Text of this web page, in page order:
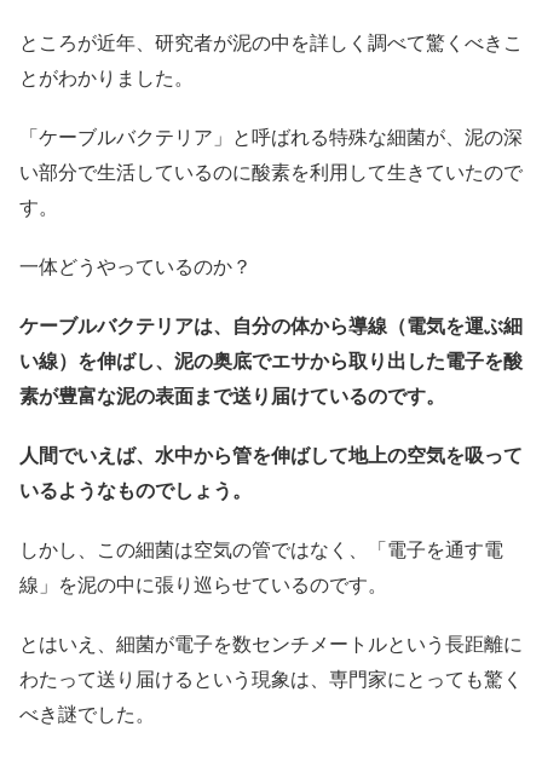
ところが近年、研究者が泥の中を詳しく調べて驚くべきこ
とがわかりました。
「ケーブルバクテリア」と呼ばれる特殊な細菌が、泥の深
い部分で生活しているのに酸素を利用して生きていたので
す。
一体どうやっているのか？
ケーブルバクテリアは、自分の体から導線（電気を運ぶ細
い線）を伸ばし、泥の奥底でエサから取り出した電子を酸
素が豊富な泥の表面まで送り届けているのです。
人間でいえば、水中から管を伸ばして地上の空気を吸って
いるようなものでしょう。
しかし、この細菌は空気の管ではなく、「電子を通す電
線」を泥の中に張り巡らせているのです。
とはいえ、細菌が電子を数センチメートルという長距離に
わたって送り届けるという現象は、専門家にとっても驚く
べき謎でした。